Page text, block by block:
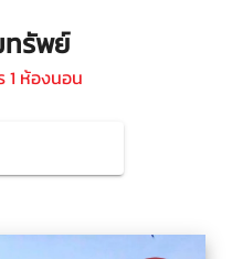
รัพย์
1 ห้องนอน